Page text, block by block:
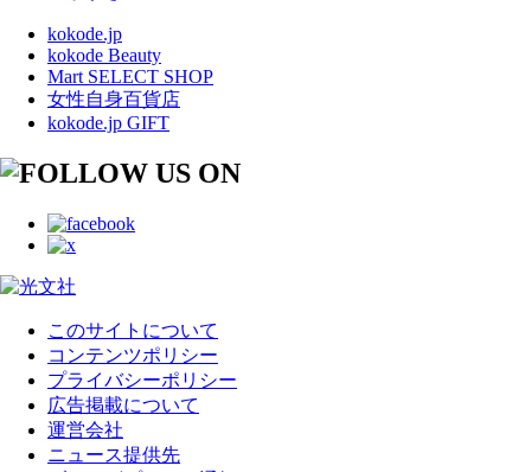
kokode.jp
kokode Beauty
Mart SELECT SHOP
女性自身百貨店
kokode.jp GIFT
このサイトについて
コンテンツポリシー
プライバシーポリシー
広告掲載について
運営会社
ニュース提供先